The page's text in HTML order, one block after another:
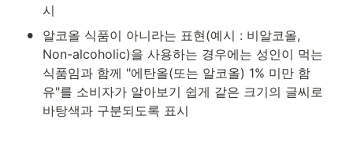
시
•
알코올 식품이 아니라는 표현(예시 : 비알코올,
Non-alcoholic)을 사용하는 경우에는 성인이 먹는
식품임과 함께 "에탄올(또는 알코올) 1% 미만 함
유"를 소비자가 알아보기 쉽게 같은 크기의 글씨로
바탕색과 구분되도록 표시